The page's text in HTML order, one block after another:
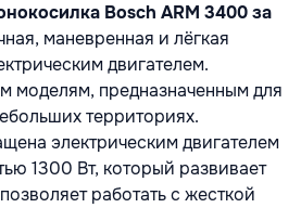
Bosch ARM 3400 за
маневренная и лёгкая
двигателем.
моделям, предназначенным для
территориях.
электрическим двигателем
1300 Вт, который развивает
работать с жесткой